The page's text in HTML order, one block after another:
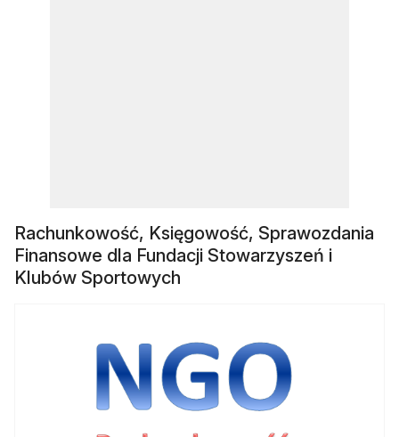
Rachunkowość, Księgowość, Sprawozdania
Finansowe dla Fundacji Stowarzyszeń i
Klubów Sportowych